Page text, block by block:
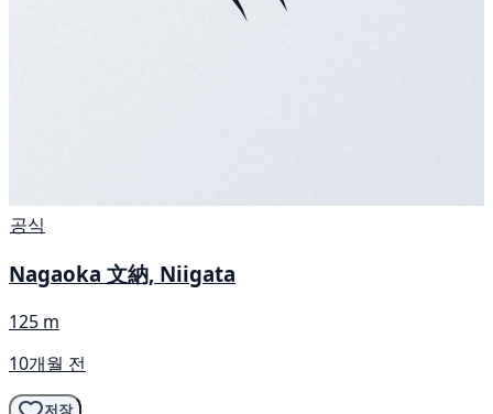
공식
Nagaoka 文納, Niigata
125 m
10개월 전
저장